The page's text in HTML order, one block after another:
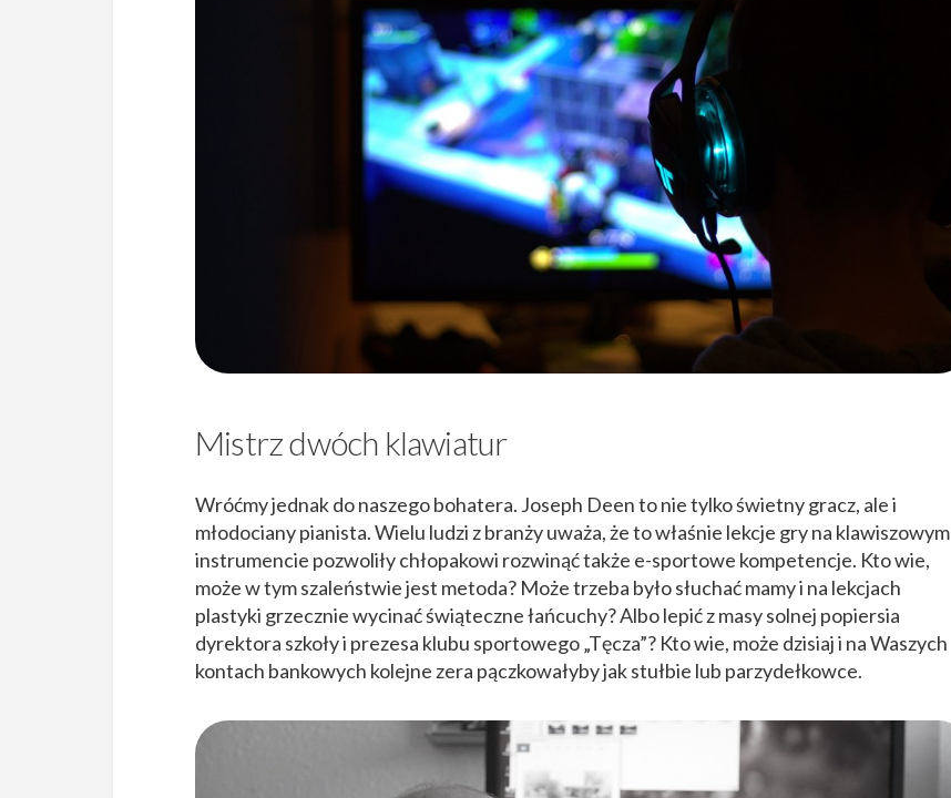
Mistrz dwóch klawiatur
Wróćmy jednak do naszego bohatera. Joseph Deen to nie tylko świetny gracz, ale i
młodociany pianista. Wielu ludzi z branży uważa, że to właśnie lekcje gry na klawiszowym
instrumencie pozwoliły chłopakowi rozwinąć także e-sportowe kompetencje. Kto wie,
może w tym szaleństwie jest metoda? Może trzeba było słuchać mamy i na lekcjach
plastyki grzecznie wycinać świąteczne łańcuchy? Albo lepić z masy solnej popiersia
dyrektora szkoły i prezesa klubu sportowego „Tęcza”? Kto wie, może dzisiaj i na Waszych
kontach bankowych kolejne zera pączkowałyby jak stułbie lub parzydełkowce.